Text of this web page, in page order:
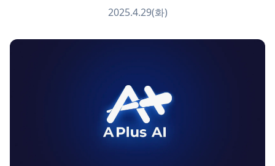
2025.4.29(화)